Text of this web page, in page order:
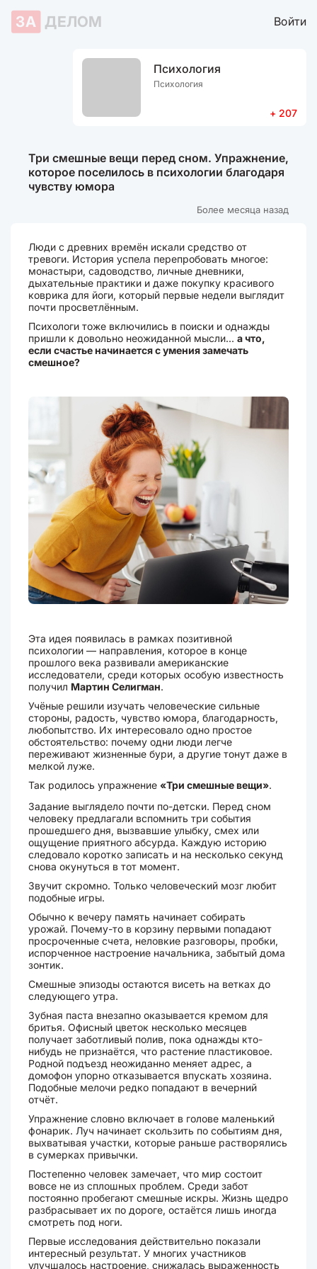
ЗА ДЕЛОМ Войти
Психология
Психология
+ 207
Три смешные вещи перед сном. Упражнение,
которое поселилось в психологии благодаря
чувству юмора
Более месяца назад
Люди с древних времён искали средство от
тревоги. История успела перепробовать многое:
монастыри, садоводство, личные дневники,
дыхательные практики и даже покупку красивого
коврика для йоги, который первые недели выглядит
почти просветлённым.
Психологи тоже включились в поиски и однажды
пришли к довольно неожиданной мысли... а что,
если счастье начинается с умения замечать
смешное?
Эта идея появилась в рамках позитивной
психологии — направления, которое в конце
прошлого века развивали американские
исследователи, среди которых особую известность
получил Мартин Селигман.
Учёные решили изучать человеческие сильные
стороны, радость, чувство юмора, благодарность,
любопытство. Их интересовало одно простое
обстоятельство: почему одни люди легче
переживают жизненные бури, а другие тонут даже в
мелкой луже.
Так родилось упражнение «Три смешные вещи».
Задание выглядело почти по-детски. Перед сном
человеку предлагали вспомнить три события
прошедшего дня, вызвавшие улыбку, смех или
ощущение приятного абсурда. Каждую историю
следовало коротко записать и на несколько секунд
снова окунуться в тот момент.
Звучит скромно. Только человеческий мозг любит
подобные игры.
Обычно к вечеру память начинает собирать
урожай. Почему-то в корзину первыми попадают
просроченные счета, неловкие разговоры, пробки,
испорченное настроение начальника, забытый дома
зонтик.
Смешные эпизоды остаются висеть на ветках до
следующего утра.
Зубная паста внезапно оказывается кремом для
бритья. Офисный цветок несколько месяцев
получает заботливый полив, пока однажды кто-
нибудь не признаётся, что растение пластиковое.
Родной подъезд неожиданно меняет адрес, а
домофон упорно отказывается впускать хозяина.
Подобные мелочи редко попадают в вечерний
отчёт.
Упражнение словно включает в голове маленький
фонарик. Луч начинает скользить по событиям дня,
выхватывая участки, которые раньше растворялись
в сумерках привычки.
Постепенно человек замечает, что мир состоит
вовсе не из сплошных проблем. Среди забот
постоянно пробегают смешные искры. Жизнь щедро
разбрасывает их по дороге, остаётся лишь иногда
смотреть под ноги.
Первые исследования действительно показали
интересный результат. У многих участников
улучшалось настроение, снижалась выраженность